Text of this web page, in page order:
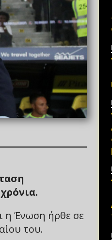
η Ένωση ήρθε σε
του.